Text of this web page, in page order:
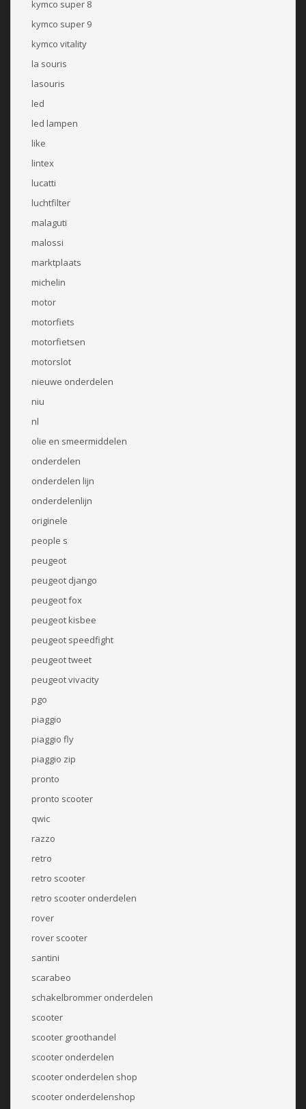
kymco super 8
kymco super 9
kymco vitality
la souris
lasouris
led
led lampen
like
lintex
lucatti
luchtfilter
malaguti
malossi
marktplaats
michelin
motor
motorfiets
motorfietsen
motorslot
nieuwe onderdelen
niu
nl
olie en smeermiddelen
onderdelen
onderdelen lijn
onderdelenlijn
originele
people s
peugeot
peugeot django
peugeot fox
peugeot kisbee
peugeot speedfight
peugeot tweet
peugeot vivacity
pgo
piaggio
piaggio fly
piaggio zip
pronto
pronto scooter
qwic
razzo
retro
retro scooter
retro scooter onderdelen
rover
rover scooter
santini
scarabeo
schakelbrommer onderdelen
scooter
scooter groothandel
scooter onderdelen
scooter onderdelen shop
scooter onderdelenshop